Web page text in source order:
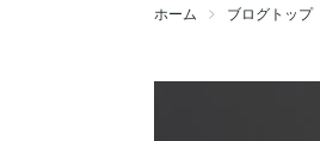
ホーム ブログトップ